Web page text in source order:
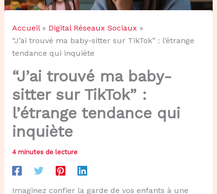
Accueil
Digital Réseaux Sociaux
“J’ai trouvé ma baby-sitter sur TikTok” : l’étrange
tendance qui inquiète
“J’ai trouvé ma baby-
sitter sur TikTok” :
l’étrange tendance qui
inquiète
4 minutes de lecture
Imaginez confier la garde de vos enfants à une